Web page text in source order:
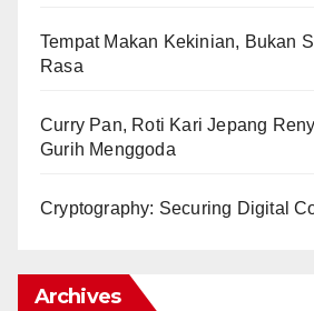
Tempat Makan Kekinian, Bukan
Rasa
Curry Pan, Roti Kari Jepang
Gurih Menggoda
Cryptography: Securing Digital
Archives